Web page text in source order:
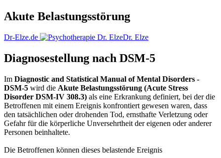
Akute Belastungsstörung
Dr-Elze.de Dr. Elze
Diagnosestellung nach DSM-5
Im Diagnostic and Statistical Manual of Mental Disorders -
DSM-5 wird die Akute Belastungsstörung (Acute Stress
Disorder DSM-IV 308.3) als eine Erkrankung definiert, bei der die
Betroffenen mit einem Ereignis konfrontiert gewesen waren, dass
den tatsächlichen oder drohenden Tod, ernsthafte Verletzung oder
Gefahr für die körperliche Unversehrtheit der eigenen oder anderer
Personen beinhaltete.
Die Betroffenen können dieses belastende Ereignis